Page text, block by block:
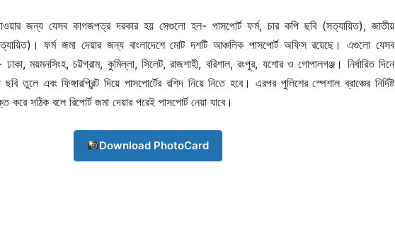
Contact us
Subscription Plans
My account
জন্য যেসব কাগজপত্র দরকার হয় সেগুলো হল- পাসপোর্ট ফর্ম, চার কপি ছবি (সত্যায়িত), জাতীয়
ফর্ম জমা দেয়ার জন্য বাংলাদেশে মোট দশটি আঞ্চলিক পাসপোর্ট অফিস রয়েছে। এগুলো যেসব
ময়মনসিংহ, চট্টগ্রাম, কুমিল্লা, সিলেট, রাজশাহী, বরিশাল, রংপুর, যশোর ও গোপালগঞ্জ। নির্ধারিত দিনে
তুলে এবং ফিঙ্গারপ্রিন্ট দিয়ে পাসপোর্টের রশিদ নিয়ে নিতে হবে। এরপর পুলিশের স্পেশাল ব্রাঞ্চের নির্দিষ্ট
সঠিক বলে রিপোর্ট জমা দেয়ার পরেই পাসপোর্ট নেয়া যাবে।
Download PhotoCard